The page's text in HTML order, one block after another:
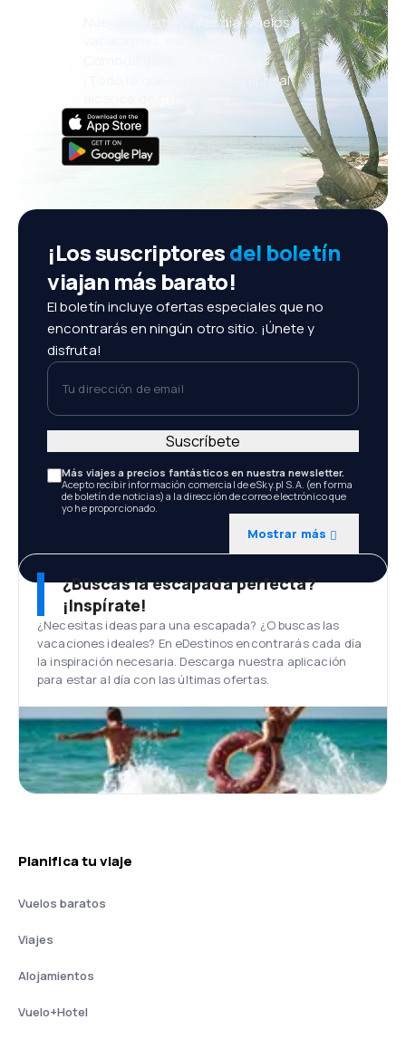
Nuevas ofertas cada día: vuelos,
vacaciones, escapadas
Cómoda gestión de reservas
¡Todo lo que importa, siempre al
¡Los suscriptoresdel boletín
viajan más barato!
El boletín incluye ofertas especiales que no
encontrarás en ningún otro sitio. ¡Únete y
disfruta!
Tu dirección de email
Más viajes a precios fantásticos en nuestra newsletter.
Acepto recibir información comercial de eSky.pl S.A. (en forma
de boletín de noticias) a la dirección de correo electrónico que
yo he proporcionado.
Mostrar más
Suscríbete
¿Buscas la escapada perfecta?
¡Inspírate!
¿Necesitas ideas para una escapada? ¿O buscas las
vacaciones ideales? En eDestinos encontrarás cada día
la inspiración necesaria. Descarga nuestra aplicación
para estar al día con las últimas ofertas.
Planifica tu viaje
Vuelos baratos
Viajes
Alojamientos
Vuelo+Hotel